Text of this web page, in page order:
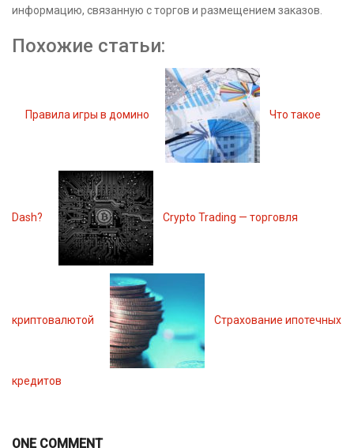
информацию, связанную с торгов и размещением заказов.
Похожие статьи:
Правила игры в домино Что такое
Dash? Crypto Trading — торговля
криптовалютой Страхование ипотечных
кредитов
ONE COMMENT